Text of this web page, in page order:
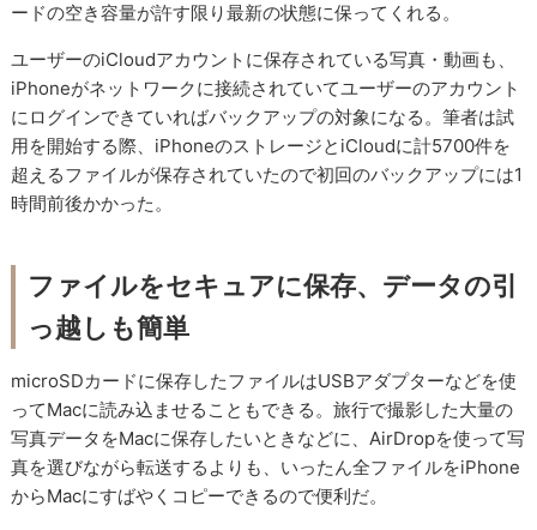
ードの空き容量が許す限り最新の状態に保ってくれる。
ユーザーのiCloudアカウントに保存されている写真・動画も、
iPhoneがネットワークに接続されていてユーザーのアカウント
にログインできていればバックアップの対象になる。筆者は試
用を開始する際、iPhoneのストレージとiCloudに計5700件を
超えるファイルが保存されていたので初回のバックアップには1
時間前後かかった。
ファイルをセキュアに保存、データの引
っ越しも簡単
microSDカードに保存したファイルはUSBアダプターなどを使
ってMacに読み込ませることもできる。旅行で撮影した大量の
写真データをMacに保存したいときなどに、AirDropを使って写
真を選びながら転送するよりも、いったん全ファイルをiPhone
からMacにすばやくコピーできるので便利だ。